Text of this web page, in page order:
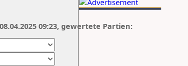
09:23, gewertete Partien: